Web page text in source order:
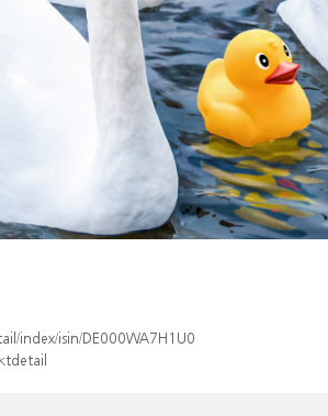
index/isin/DE000WA7H1U0